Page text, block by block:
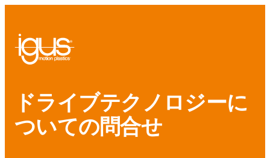
ドライブテクノロジーに
ついての問合せ